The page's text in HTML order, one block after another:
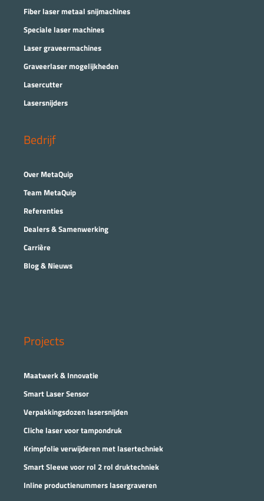
Fiber laser metaal snijmachines
Speciale laser machines
Laser graveermachines
Graveerlaser mogelijkheden
Lasercutter
Lasersnijders
Bedrijf
Over MetaQuip
Team MetaQuip
Referenties
Dealers & Samenwerking
Carrière
Blog & Nieuws
Projects
Maatwerk & Innovatie
Smart Laser Sensor
Verpakkingsdozen lasersnijden
Cliche laser voor tampondruk
Krimpfolie verwijderen met lasertechniek
Smart Sleeve voor rol 2 rol druktechniek
Inline productienummers lasergraveren